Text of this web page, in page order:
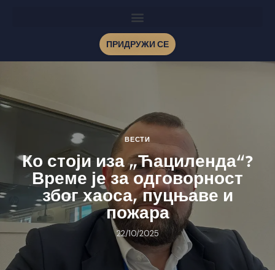
ПРИДРУЖИ СЕ
ВЕСТИ
Ко стоји иза „Ћациленда“?
Време је за одговорност
због хаоса, пуцњаве и
пожара
22/10/2025